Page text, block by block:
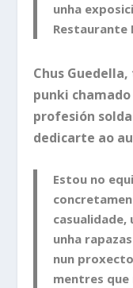
unha
Restaurante
Chus
punki chamado
profesión
dedicarte ao
Estou no
casualidade,
unha
nun
mentres